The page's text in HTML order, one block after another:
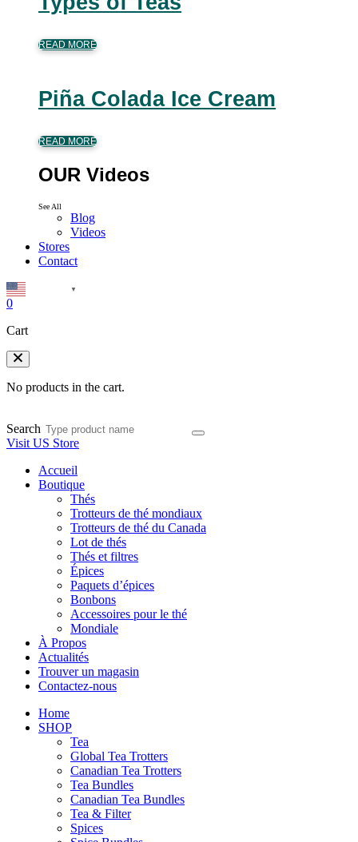
READ MORE
Piña Colada Ice Cream
READ MORE
OUR Videos
See All
Blog
Videos
Stores
Contact
▼
0
Cart
No products in the cart.
Search
Visit US Store
Accueil
Boutique
Thés
Trotteurs de thé mondiaux
Trotteurs de thé du Canada
Lot de thés
Thés et filtres
Épices
Paquets d’épices
Bonbons
Accessoires pour le thé
Mondiale
À Propos
Actualités
Trouver un magasin
Contactez-nous
Home
SHOP
Tea
Global Tea Trotters
Canadian Tea Trotters
Tea Bundles
Canadian Tea Bundles
Tea & Filter
Spices